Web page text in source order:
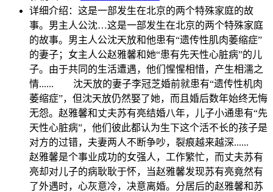
详细介绍： 这是一部发生在北京的两个特殊家庭的故
事。男主人公沈…这是一部发生在北京的两个特殊家庭
的故事。男主人公沈天放和他患有“遗传性肌肉萎缩症”
的妻子；女主人公赵雅馨和她“患有先天性心脏病”的儿
子。由于共同的生活遭遇，他们惺惺相惜，产生相濡之
情...... 沈天放的妻子李冠芝婚前就患有“遗传性机肉
萎缩症”，但沈天放仍然娶了她，而且婚后数年始终无悔
无怨。赵雅馨和丈夫苏有亮结婚八年，儿子小通患有“先
天性心脏病”，他们彼此都认为生下这个活不长的孩子是
对方的过错，夫妻两人不断争吵，裂痕越来越深......
赵雅馨是个事业成功的女强人，工作繁忙，而丈夫苏有
亮却对儿子的病耿耿于怀，当赵雅馨发现苏有亮竟然有
了外遇时，心灰意冷，决意离婚。分居后的赵雅馨和苏